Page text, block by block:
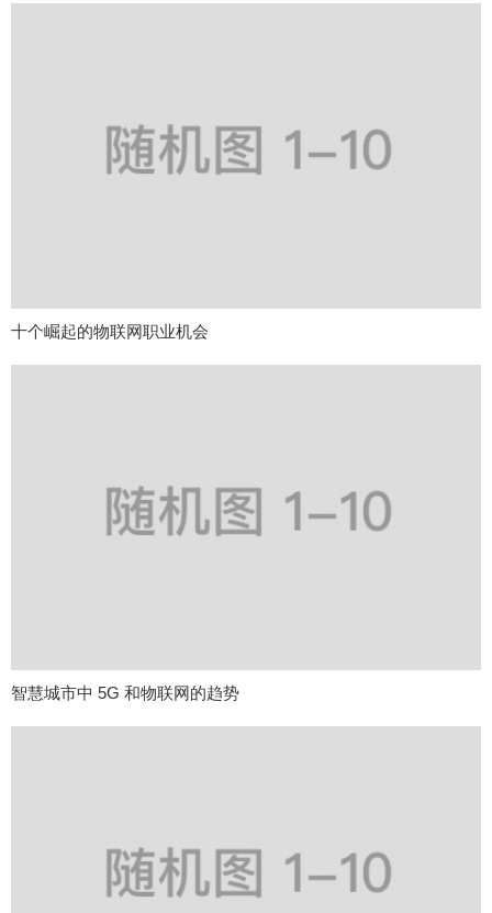
十个崛起的物联网职业机会
智慧城市中 5G 和物联网的趋势